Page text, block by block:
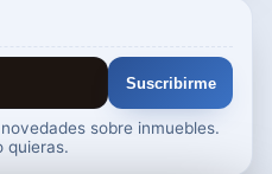
Suscribirme
sobre inmuebles.
quieras.